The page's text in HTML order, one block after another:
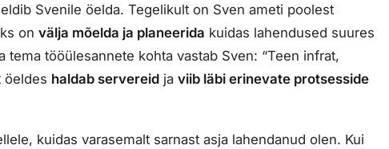
Svenile öelda. Tegelikult on Sven ameti poolest
on välja mõelda ja planeerida kuidas lahendused suures
tema tööülesannete kohta vastab Sven: “Teen infrat,
öeldes haldab servereid ja viib läbi erinevate protsesside
kuidas varasemalt sarnast asja lahendanud olen. Kui